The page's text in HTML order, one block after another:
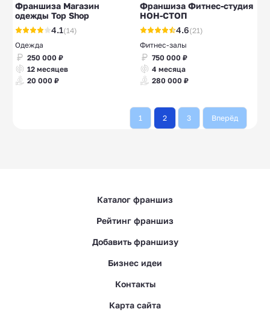
Франшиза Магазин
одежды Top Shop
4.1(14)
Одежда
250 000 ₽
12 месяцев
20 000 ₽
Франшиза Фитнес-студия
НОН-СТОП
4.6(21)
Фитнес-залы
750 000 ₽
4 месяца
280 000 ₽
1 2 3 Вперёд
Каталог франшиз
Рейтинг франшиз
Добавить франшизу
Бизнес идеи
Контакты
Карта сайта